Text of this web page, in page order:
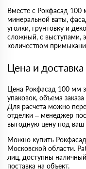
Вместе с Рокфасад 100
минеральной ваты,
уголки, грунтовку и
сложный, с выступами,
количеством
Цена и
Цена Рокфасад 100 мм
упаковок, объема
Для расчета можно
отделки – менеджер
выгодную цену под ваш
Можно купить
Московской области.
лиц, доступны
поставка на объект.